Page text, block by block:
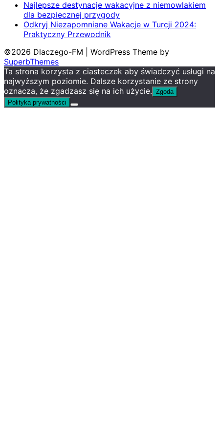
Najlepsze destynacje wakacyjne z niemowlakiem
dla bezpiecznej przygody
Odkryj Niezapomniane Wakacje w Turcji 2024:
Praktyczny Przewodnik
©2026 Dlaczego-FM
| WordPress Theme by
SuperbThemes
Ta strona korzysta z ciasteczek aby świadczyć usługi na
najwyższym poziomie. Dalsze korzystanie ze strony
oznacza, że zgadzasz się na ich użycie. Zgoda
Polityka prywatności